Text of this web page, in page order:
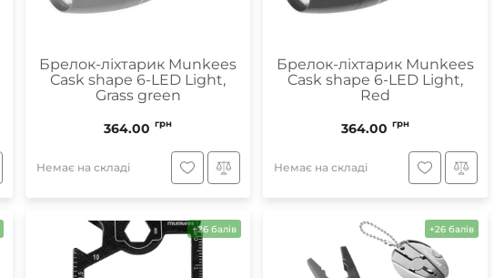
Брелок-ліхтарик Munkees
Cask shape 6-LED Light,
Grass green
364.00 грн
Немає на складі
Брелок-ліхтарик Munkees
Cask shape 6-LED Light,
Red
364.00 грн
Немає на складі
+26 балів +26 балів